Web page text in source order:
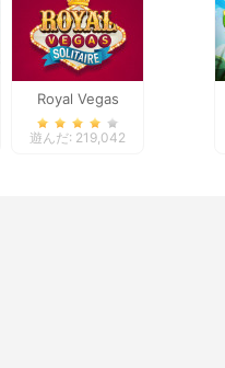
Royal Vegas
Solitaire
遊んだ: 219,042